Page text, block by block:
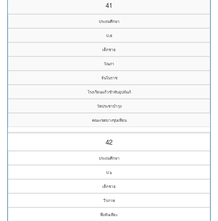
41
ประถมศึกษา
ป.๕
เด็กชาย
วัณภา
จันโนราช
โรงเรียนแก้วขำทับอุปถัมภ์
วัดประชาบำรุง
คณะเขตบางขุนเทียน
42
ประถมศึกษา
ป.๖
เด็กชาย
วีรภาพ
พึ่งสันเทียะ